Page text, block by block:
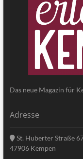
Das neue Magazin für
Adresse
St. Huberter Straße
47906 Kempen